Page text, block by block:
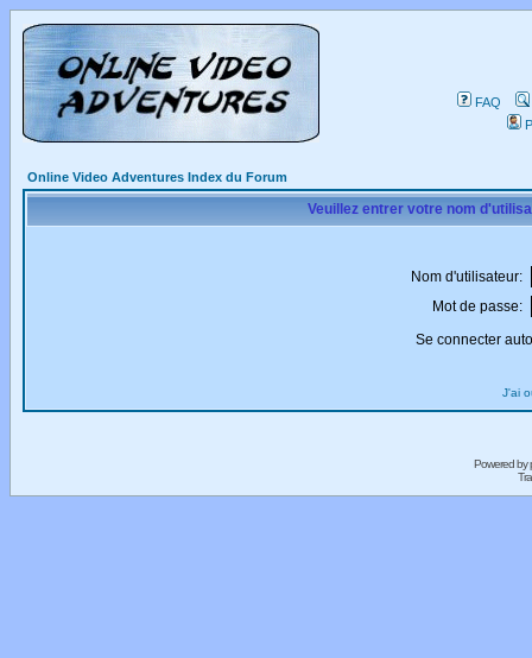
FAQ
Online Video Adventures Index du Forum
Veuillez entrer votre nom
Nom d'utilisateur:
Mot de passe:
Se connecter
J'ai
Powered by